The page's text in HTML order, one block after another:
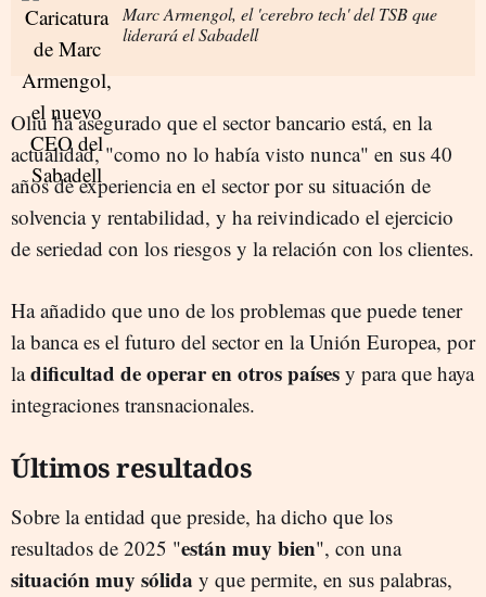
Marc Armengol, el 'cerebro tech' del TSB que
liderará el Sabadell
Oliu ha asegurado que el sector bancario está, en la
actualidad, "como no lo había visto nunca" en sus 40
años de experiencia en el sector por su situación de
solvencia y rentabilidad, y ha reivindicado el ejercicio
de seriedad con los riesgos y la relación con los clientes.
Ha añadido que uno de los problemas que puede tener
la banca es el futuro del sector en la Unión Europea, por
ladificultad de operar en otros países y para que haya
integraciones transnacionales.
Últimos resultados
Sobre la entidad que preside, ha dicho que los
resultados de 2025 "están muy bien", con una
situación muy sólida y que permite, en sus palabras,